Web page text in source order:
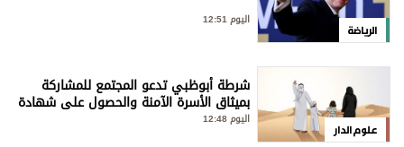
الرياضة
اليوم 12:51
علوم الدار
شرطة أبوظبي تدعو المجتمع للمشاركة
بميثاق الأسرة الآمنة والحصول على شهادة
«سفير»
اليوم 12:48